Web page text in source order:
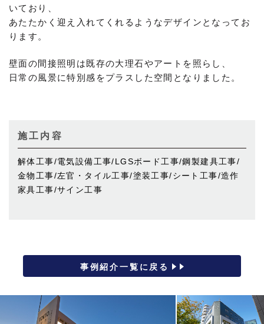
いており、
あたたかく迎え入れてくれるようなデザインとなってお
ります。
壁面の間接照明は既存の大理石やアートを照らし、
日常の風景に特別感をプラスした空間となりました。
施工内容
解体工事/電気設備工事/LGSボード工事/鋼製建具工事/
金物工事/左官・タイル工事/塗装工事/シート工事/造作
家具工事/サイン工事
事例紹介一覧に戻る